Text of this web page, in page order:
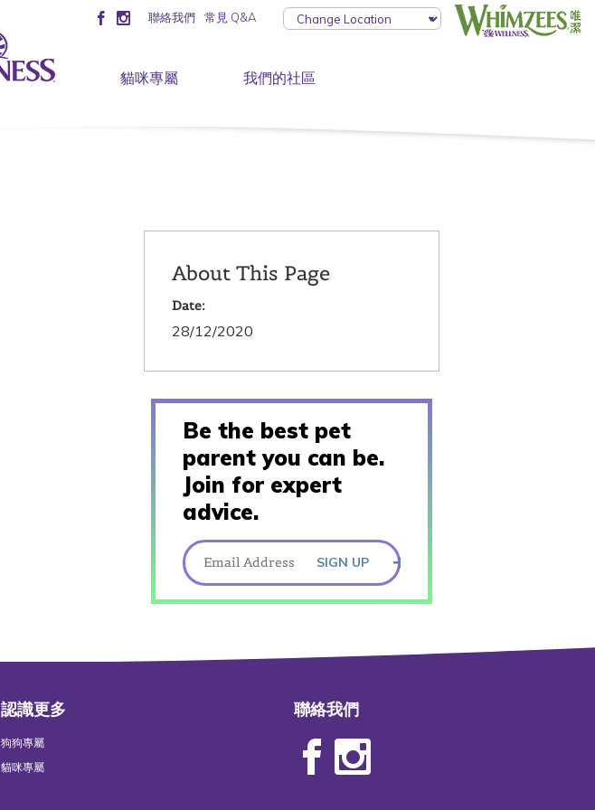
聯絡我們 常見 Q&A
貓咪專屬 我們的社區
About This Page
Date:
28/12/2020
Be the best pet
parent you can be.
Join for expert
advice.
SIGN UP
認識更多
狗狗專屬
貓咪專屬
聯絡我們